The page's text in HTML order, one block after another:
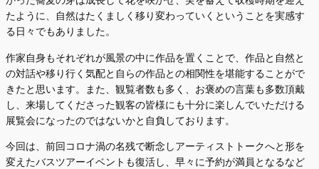
たように、自然はたくましく移り変わっていくということを実感す
る日々でもありました。
作家自身もそれぞれが風景の中に作品を置くことで、作品と自然と
の対話や移り行く気配と自らの作品との相関性を堪能することがで
きたと思います。また、観覧者数も多く、お褒めの言葉も多数頂戴
し、来場してくださった観客の皆様にも十分に楽しんでいただける
展覧会になったのではないかと自負しております。
今回は、前回コロナ渦の名残で断念しアーティストトークへと形を
変えたバスツアーイベントも復活し、早々に予約が満員となるなど